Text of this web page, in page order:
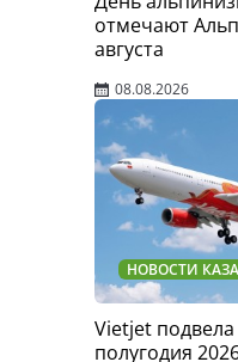
отмечают
августа
08.08.2026
НОВОСТИ
Vietjet
полугодия